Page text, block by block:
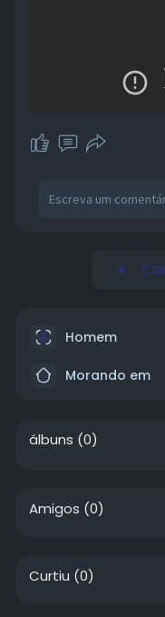
Homem
Morando em
álbuns (0)
Amigos (0)
Curtiu (0)